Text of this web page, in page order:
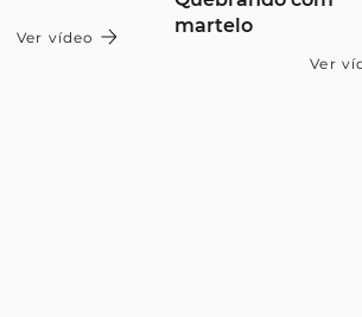
Ver vídeo
martelo
Ver